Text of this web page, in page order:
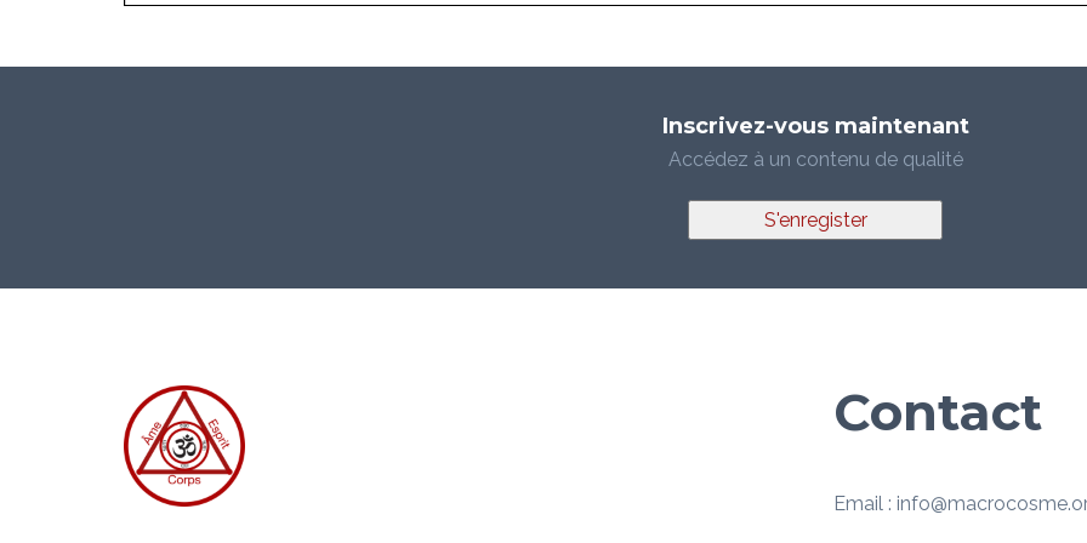
Inscrivez-vous maintenant
Accédez à un contenu de qualité
S'enregister
Contact
Email :